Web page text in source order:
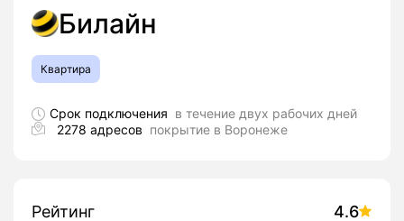
Билайн
Квартира
Срок подключения в течение двух рабочих дней
2278 адресов покрытие в Воронеже
Рейтинг 4.6